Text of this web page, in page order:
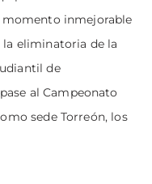
momento inmejorable
eliminatoria de la
de
al Campeonato
sede Torreón, los